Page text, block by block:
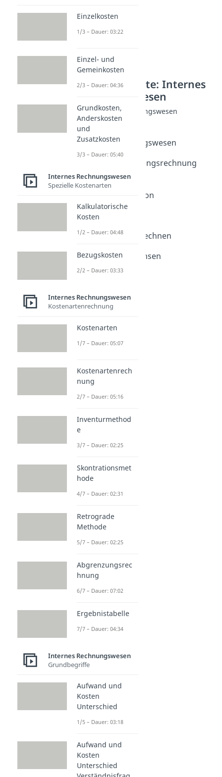
Weitere Inhalte: Internes
Rechnungswesen
Grundlagen Rechnungswesen
Rechnungswesen
Dauer: 05:22
Internes Rechnungswesen
Dauer: 04:34
Kosten- und Leistungsrechnung
(KLR)
Dauer: 04:14
Fixkostendegression
Dauer: 03:23
Einstandspreis
Verkaufspreis berechnen
Kalkulatorische Zinsen
Einzelkosten
1/3 – Dauer: 03:22
Einzel- und
Gemeinkosten
2/3 – Dauer: 04:36
Grundkosten,
Anderskosten
und
Zusatzkosten
3/3 – Dauer: 05:40
Internes Rechnungswesen
Spezielle Kostenarten
Kalkulatorische
Kosten
1/2 – Dauer: 04:48
Bezugskosten
2/2 – Dauer: 03:33
Internes Rechnungswesen
Kostenartenrechnung
Kostenarten
1/7 – Dauer: 05:07
Kostenartenrech
nung
2/7 – Dauer: 05:16
Inventurmethod
e
3/7 – Dauer: 02:25
Skontrationsmet
hode
4/7 – Dauer: 02:31
Retrograde
Methode
5/7 – Dauer: 02:25
Abgrenzungsrec
hnung
6/7 – Dauer: 07:02
Ergebnistabelle
7/7 – Dauer: 04:34
Internes Rechnungswesen
Grundbegriffe
Aufwand und
Kosten
Unterschied
1/5 – Dauer: 03:18
Aufwand und
Kosten
Unterschied